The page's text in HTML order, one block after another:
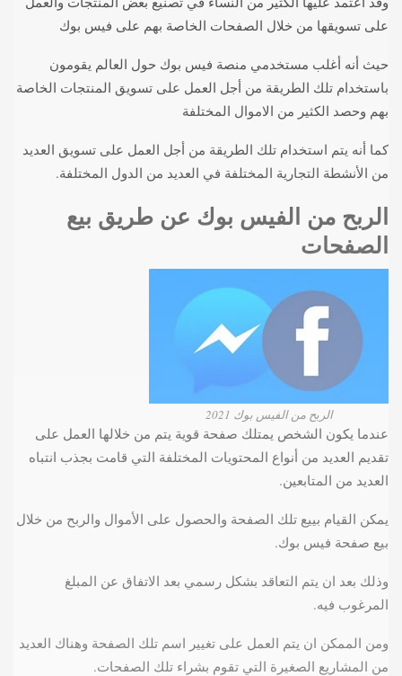
على تسويقها من خلال الصفحات الخاصة بهم على فيس بوك
حيث أنه أغلب مستخدمي منصة فيس بوك حول العالم يقومون
باستخدام تلك الطريقة من أجل العمل على تسويق المنتجات الخاصة
بهم وحصد الكثير من الاموال المختلفة
كما أنه يتم استخدام تلك الطريقة من أجل العمل على تسويق العديد
من الأنشطة التجارية المختلفة في العديد من الدول المختلفة.
الربح من الفيس بوك عن طريق بيع
الصفحات
الربح من الفيس بوك 2021
عندما يكون الشخص يمتلك صفحة قوية يتم من خلالها العمل على
تقديم العديد من أنواع المحتويات المختلفة التي قامت بجذب انتباه
العديد من المتابعين.
يمكن القيام بييع تلك الصفحة والحصول على الأموال والربح من خلال
بيع صفحة فيس بوك.
وذلك بعد ان يتم التعاقد بشكل رسمي بعد الاتفاق عن المبلغ
المرغوب فيه.
ومن الممكن ان يتم العمل على تغيير اسم تلك الصفحة وهناك العديد
من المشاريع الصغيرة التي تقوم بشراء تلك الصفحات.